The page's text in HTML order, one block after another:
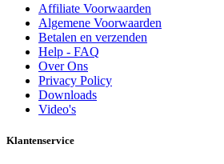
Affiliate Voorwaarden
Algemene Voorwaarden
Betalen en verzenden
Help - FAQ
Over Ons
Privacy Policy
Downloads
Video's
Klantenservice